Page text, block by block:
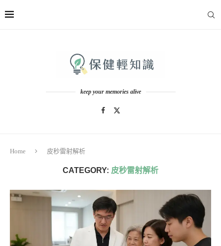
keep your memories alive
Home 皮秒雷射解析
CATEGORY: 皮秒雷射解析